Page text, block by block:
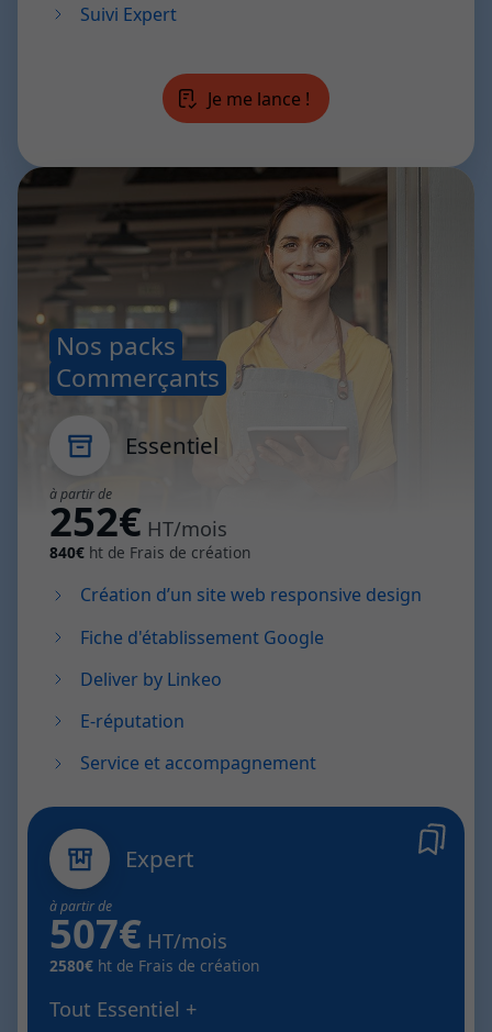
Suivi Expert
Je me lance !
Nos packs
Commerçants
Essentiel
à partir de
252€ HT/mois
840€ ht de Frais de création
Création d’un site web responsive design
Fiche d'établissement Google
Deliver by Linkeo
E-réputation
Service et accompagnement
Expert
à partir de
507€ HT/mois
2580€ ht de Frais de création
Tout Essentiel +